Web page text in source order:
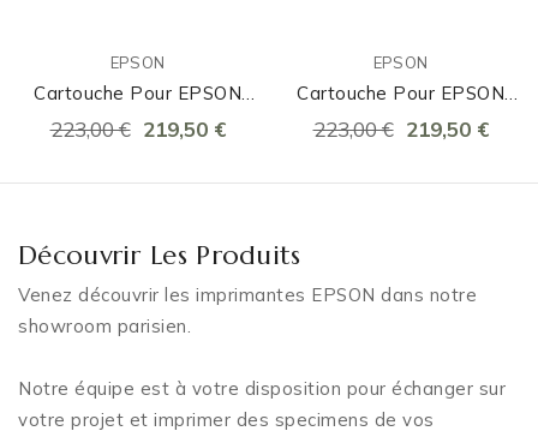
EPSON
Cartouche Pour EPSON
C8000 Cyan
223,00 € 219,50 €
EPSON
Cartouche Pour EPSON
C8000 Magenta
223,00 € 219,50 €
Découvrir Les Produits
Venez découvrir les imprimantes EPSON dans notre
showroom parisien.
Notre équipe est à votre disposition pour échanger sur
votre projet et imprimer des specimens de vos